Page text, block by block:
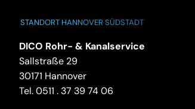
STANDORT HANNOVER SÜDSTADT
DICO Rohr- & Kanalservice
Sallstraße 29
30171 Hannover
Tel.0511 . 37 39 74 06